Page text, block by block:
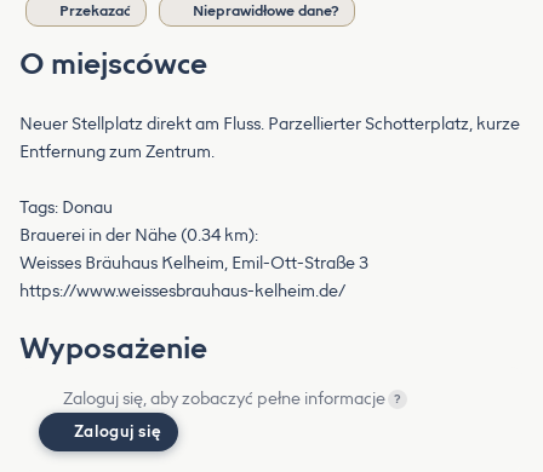
Przekazać Nieprawidłowe dane?
O miejscówce
Neuer Stellplatz direkt am Fluss. Parzellierter Schotterplatz, kurze
Entfernung zum Zentrum.
Tags: Donau
Brauerei in der Nähe (0.34 km):
Weisses Bräuhaus Kelheim, Emil-Ott-Straße 3
https://www.weissesbrauhaus-kelheim.de/
Wyposażenie
Zaloguj się, aby zobaczyć pełne informacje ?
Zaloguj się